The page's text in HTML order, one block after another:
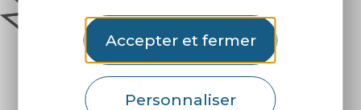
Accepter et fermer
Personnaliser